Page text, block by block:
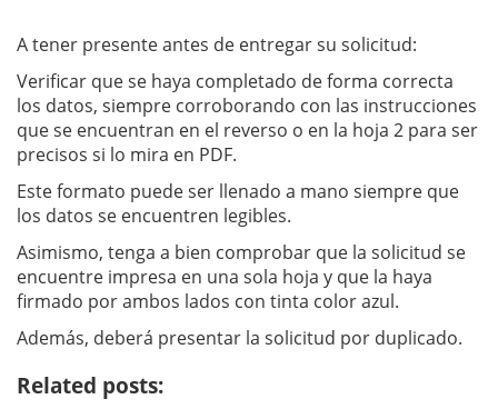
A tener presente antes de entregar su solicitud:
Verificar que se haya completado de forma correcta
los datos, siempre corroborando con las instrucciones
que se encuentran en el reverso o en la hoja 2 para ser
precisos si lo mira en PDF.
Este formato puede ser llenado a mano siempre que
los datos se encuentren legibles.
Asimismo, tenga a bien comprobar que la solicitud se
encuentre impresa en una sola hoja y que la haya
firmado por ambos lados con tinta color azul.
Además, deberá presentar la solicitud por duplicado.
Related posts: